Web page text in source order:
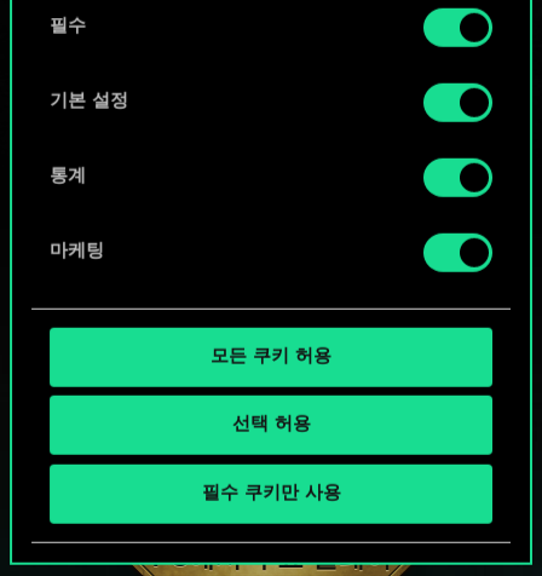
쿠키 사용에 관한 세부 사항이나 관련 설정은 아래의
필수
기본 설정
통계
마케팅
모든 쿠키 허용
선택 허용
필수 쿠키만 사용
궨트 한 판 어떠신가요?
PC에서 무료 플레이